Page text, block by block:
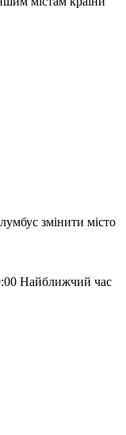
змінити місто
Найближчий час